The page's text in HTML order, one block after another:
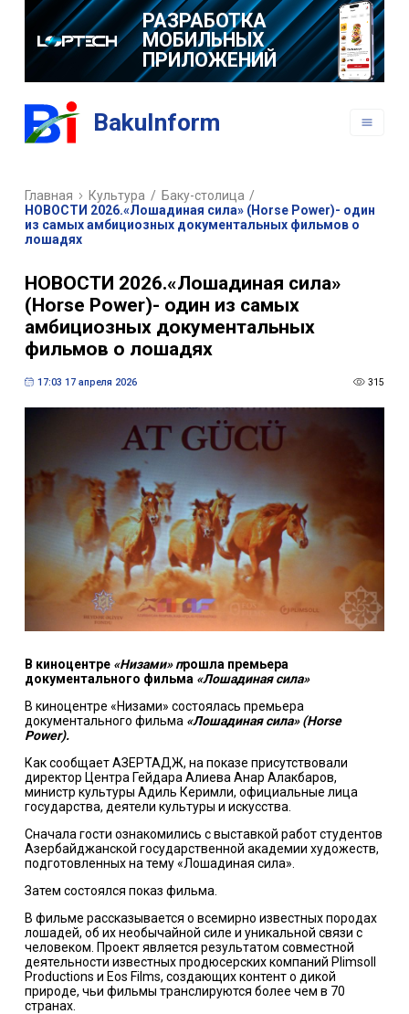
РАЗРАБОТКА
МОБИЛЬНЫХ
ПРИЛОЖЕНИЙ
BakuInform
Главная Культура / Баку-столица /
НОВОСТИ 2026.«Лошадиная сила» (Horse Power)- один
из самых амбициозных документальных фильмов о
лошадях
НОВОСТИ 2026.«Лошадиная сила»
(Horse Power)- один из самых
амбициозных документальных
фильмов о лошадях
17:03 17 апреля 2026 315
В киноцентре «Низами» прошла премьера
документального фильма «Лошадиная сила»
В киноцентре «Низами» состоялась премьера
документального фильма «Лошадиная сила» (Horse
Power).
Как сообщает АЗЕРТАДЖ, на показе присутствовали
директор Центра Гейдара Алиева Анар Алакбаров,
министр культуры Адиль Керимли, официальные лица
государства, деятели культуры и искусства.
Сначала гости ознакомились с выставкой работ студентов
Азербайджанской государственной академии художеств,
подготовленных на тему «Лошадиная сила».
Затем состоялся показ фильма.
В фильме рассказывается о всемирно известных породах
лошадей, об их необычайной силе и уникальной связи с
человеком. Проект является результатом совместной
деятельности известных продюсерских компаний Plimsoll
Productions и Eos Films, создающих контент о дикой
природе, чьи фильмы транслируются более чем в 70
странах.